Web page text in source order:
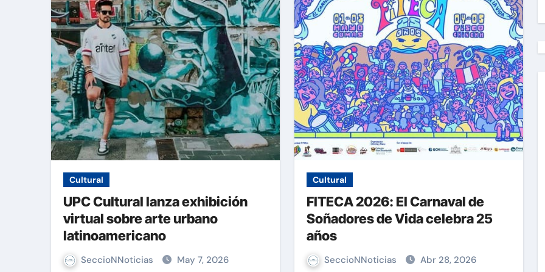
Cultural
UPC Cultural lanza exhibición
virtual sobre arte urbano
latinoamericano
SeccioNNoticias May 7, 2026
Cultural
FITECA 2026: El Carnaval de
Soñadores de Vida celebra 25
años
SeccioNNoticias Abr 28, 2026